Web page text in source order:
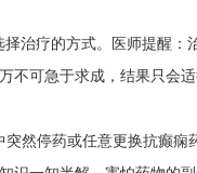
治疗的方式。医师提醒：
不可急于求成，结果只会
然停药或任意更换抗癫痫